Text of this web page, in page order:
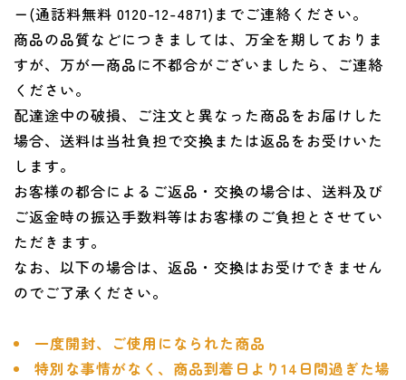
ー(通話料無料 0120-12-4871)までご連絡ください。
商品の品質などにつきましては、万全を期しておりま
すが、万が一商品に不都合がございましたら、ご連絡
ください。
配達途中の破損、ご注文と異なった商品をお届けした
場合、送料は当社負担で交換または返品をお受けいた
します。
お客様の都合によるご返品・交換の場合は、送料及び
ご返金時の振込手数料等はお客様のご負担とさせてい
ただきます。
なお、以下の場合は、返品・交換はお受けできません
のでご了承ください。
一度開封、ご使用になられた商品
特別な事情がなく、商品到着日より14日間過ぎた場